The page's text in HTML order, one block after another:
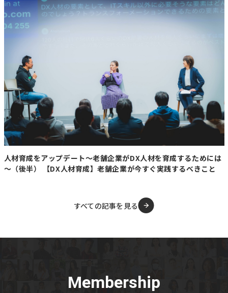
木原官房長官は地域ごとに捕獲目標を設定し、年度内に対
策ロードマップを作成するよう指示。必要に応じて施策を
機動的に見直しながら、「人とクマのすみ分け」を実現
【コメント】
先週、たまたま秋田の方とオンラインmtgをして話を聞き
ましたが、まさにコロナ禍のような状況で皆外出を控え
て、飲み屋街も休業し、観光客も激減しているとの事で安
全面もそうですが経済面も大きな影響を受けているようで
す。秋田駅から5分のところでも出ているようなのでそう
なりますよね。このまま言われているように冬眠をしない
熊も多数いる事になると北海道ももっと影響が大きくなっ
ていく恐れも感じます。今までの一線を超えた大胆な対策
【北海道ニュース】(2050年への道標)
観光で稼ぐ（上） 地場ホテル、高級路
https://www.nikkei.com/article/
人材育成をアップデート～老舗企業がDX人材を育成するためには
～（後半） 【DX人材育成】老舗企業が今すぐ実践するべきこと
すべての記事を見る
Membership